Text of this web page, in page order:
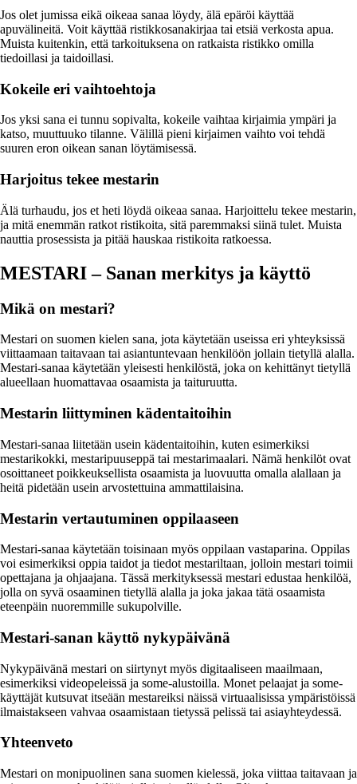
Jos olet jumissa eikä oikeaa sanaa löydy, älä epäröi käyttää
apuvälineitä. Voit käyttää ristikkosanakirjaa tai etsiä verkosta apua.
Muista kuitenkin, että tarkoituksena on ratkaista ristikko omilla
tiedoillasi ja taidoillasi.
Kokeile eri vaihtoehtoja
Jos yksi sana ei tunnu sopivalta, kokeile vaihtaa kirjaimia ympäri ja
katso, muuttuuko tilanne. Välillä pieni kirjaimen vaihto voi tehdä
suuren eron oikean sanan löytämisessä.
Harjoitus tekee mestarin
Älä turhaudu, jos et heti löydä oikeaa sanaa. Harjoittelu tekee mestarin,
ja mitä enemmän ratkot ristikoita, sitä paremmaksi siinä tulet. Muista
nauttia prosessista ja pitää hauskaa ristikoita ratkoessa.
MESTARI – Sanan merkitys ja käyttö
Mikä on mestari?
Mestari on suomen kielen sana, jota käytetään useissa eri yhteyksissä
viittaamaan taitavaan tai asiantuntevaan henkilöön jollain tietyllä alalla.
Mestari-sanaa käytetään yleisesti henkilöstä, joka on kehittänyt tietyllä
alueellaan huomattavaa osaamista ja taituruutta.
Mestarin liittyminen kädentaitoihin
Mestari-sanaa liitetään usein kädentaitoihin, kuten esimerkiksi
mestarikokki, mestaripuuseppä tai mestarimaalari. Nämä henkilöt ovat
osoittaneet poikkeuksellista osaamista ja luovuutta omalla alallaan ja
heitä pidetään usein arvostettuina ammattilaisina.
Mestarin vertautuminen oppilaaseen
Mestari-sanaa käytetään toisinaan myös oppilaan vastaparina. Oppilas
voi esimerkiksi oppia taidot ja tiedot mestariltaan, jolloin mestari toimii
opettajana ja ohjaajana. Tässä merkityksessä mestari edustaa henkilöä,
jolla on syvä osaaminen tietyllä alalla ja joka jakaa tätä osaamista
eteenpäin nuoremmille sukupolville.
Mestari-sanan käyttö nykypäivänä
Nykypäivänä mestari on siirtynyt myös digitaaliseen maailmaan,
esimerkiksi videopeleissä ja some-alustoilla. Monet pelaajat ja some-
käyttäjät kutsuvat itseään mestareiksi näissä virtuaalisissa ympäristöissä
ilmaistakseen vahvaa osaamistaan tietyssä pelissä tai asiayhteydessä.
Yhteenveto
Mestari on monipuolinen sana suomen kielessä, joka viittaa taitavaan ja